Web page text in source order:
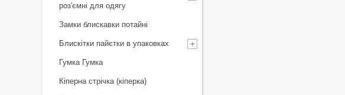
роз'ємні для одягу
Замки блискавки потайні
Блискітки пайєтки в упаковках
Гумка Гумка
Кіперна стрічка (кіперка)